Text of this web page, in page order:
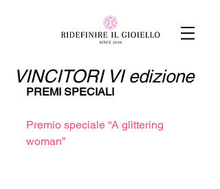
VINCITORI VI edizione
PREMI SPECIALI
Premio speciale “A glittering
woman”